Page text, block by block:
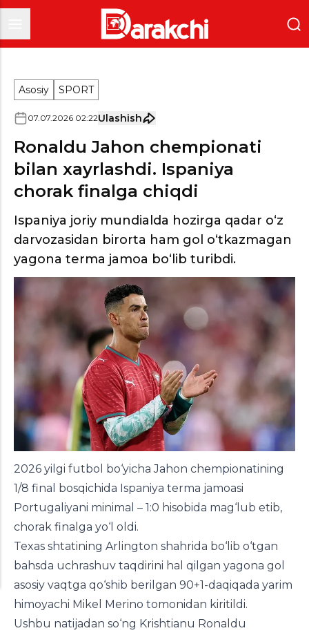
Asosiy SPORT
07.07.2026 02:22Ulashish
Ronaldu Jahon chempionati
bilan xayrlashdi. Ispaniya
chorak finalga chiqdi
Ispaniya joriy mundialda hozirga qadar o‘z
darvozasidan birorta ham gol o‘tkazmagan
yagona terma jamoa bo‘lib turibdi.
2026 yilgi futbol bo‘yicha Jahon chempionatining
1/8 final bosqichida Ispaniya terma jamoasi
Portugaliyani minimal – 1:0 hisobida mag‘lub etib,
chorak finalga yo‘l oldi.
Texas shtatining Arlington shahrida bo‘lib o‘tgan
bahsda uchrashuv taqdirini hal qilgan yagona gol
asosiy vaqtga qo‘shib berilgan 90+1-daqiqada yarim
himoyachi Mikel Merino tomonidan kiritildi.
Ushbu natijadan so‘ng Krishtianu Ronaldu